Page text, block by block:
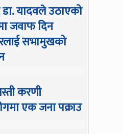
यादवले उठाएको
जवाफ दिन
सभामुखको
करणी
एक जना पक्राउ